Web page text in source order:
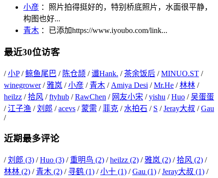
小彦 ：照片拍得挺好的，特别桥底照片，水面很平静，
构图也好...
青木 ：已添加https://www.iyoubo.com/link...
最近30位访客
/小P/鲸鱼尾巴 / 陈仓颉 /谶Hank. /茶余饭后 /MINUO.ST /
winegrower/ 雅岚 /小彦 / 青木 / Amiya Desi /Mr.He /林林 /
heilzz /拾风 /ftyhub /RawChen / 网友小宋 /yishu /Huo /吴蛋蛋
/ 江子渔 /刘郎 /acevs / 蒙需 /菲克 / 水拍石 / S /Jeray大叔 /Gau
/
近期最多评论
/刘郎 (3) /Huo (3) / 重明鸟 (2) /heilzz (2) / 雅岚 (2) /拾风 (2) /
林林 (2) / 青木 (2) / 寻鹤 (1) /小十 (1) /Gau (1) /Jeray大叔 (1) /